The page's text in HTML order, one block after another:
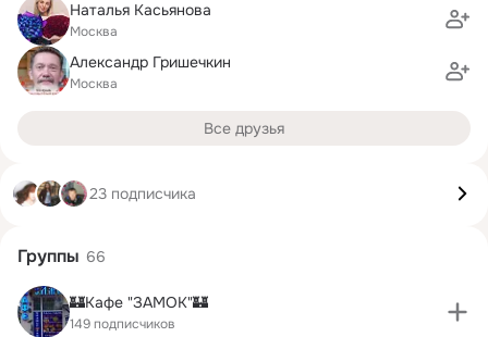
Наталья Касьянова
Москва
Александр Гришечкин
Москва
Все друзья
23 подписчика
Группы 66
🏰Кафе "ЗАМОК"🏰
149 подписчиков